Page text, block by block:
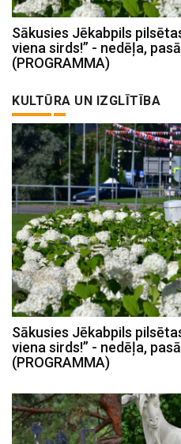
Sākusies Jēkabpils
viena sirds!” - nedēļa,
(PROGRAMMA)
KULTŪRA UN IZGLĪTĪBA
Sākusies Jēkabpils
viena sirds!” - nedēļa,
(PROGRAMMA)